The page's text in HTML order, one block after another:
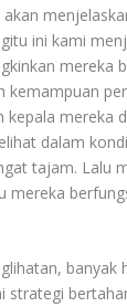
ini kami
mereka
kemampuan
mereka
dalam
tajam. Lalu
mereka
strategi